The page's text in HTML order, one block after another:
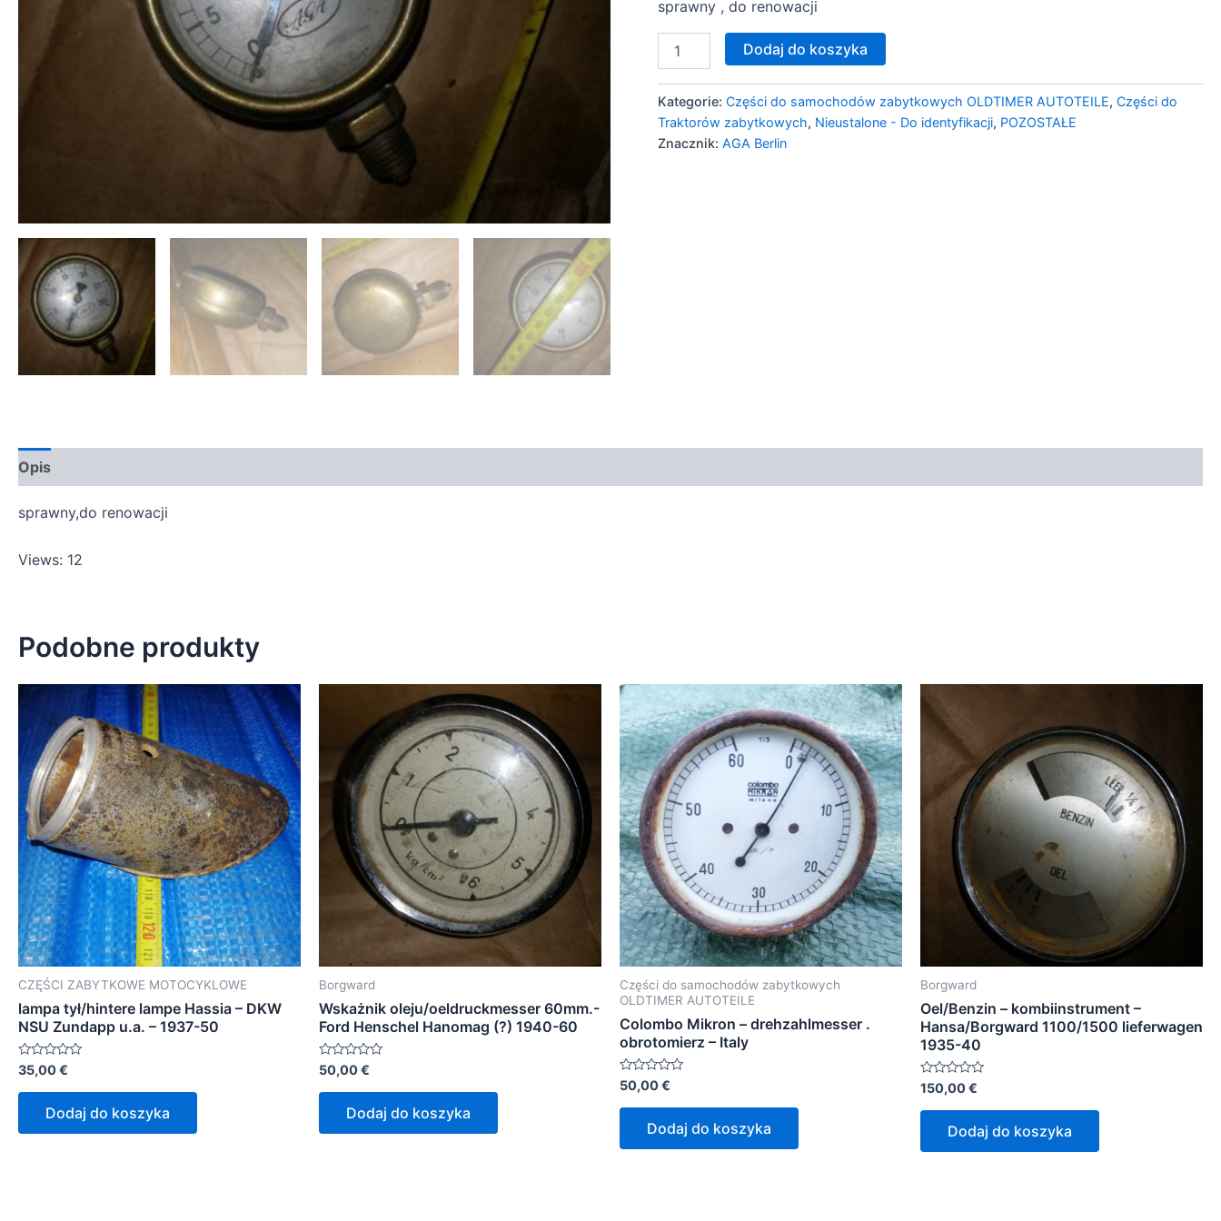
sprawny , do renowacji
Dodaj do koszyka
Kategorie:Części do samochodów zabytkowych OLDTIMER AUTOTEILE,Części do
Traktorów zabytkowych, Nieustalone - Do identyfikacji, POZOSTAŁE
Znacznik:AGA Berlin
Opis
sprawny,do renowacji
Views: 12
Podobne produkty
CZĘŚCI ZABYTKOWE MOTOCYKLOWE
lampa tył/hintere lampe Hassia – DKW
NSU Zundapp u.a. – 1937-50
Oceniono
0
na
35,00€
Dodaj do koszyka
Borgward
Wskażnik oleju/oeldruckmesser 60mm.-
Ford Henschel Hanomag (?) 1940-60
Oceniono
0
na
50,00€
Dodaj do koszyka
Części do samochodów zabytkowych
OLDTIMER AUTOTEILE
Colombo Mikron – drehzahlmesser .
obrotomierz – Italy
Oceniono
0
na
50,00€
Dodaj do koszyka
Borgward
Oel/Benzin – kombiinstrument –
Hansa/Borgward 1100/1500 lieferwagen
1935-40
Oceniono
0
na
150,00€
Dodaj do koszyka